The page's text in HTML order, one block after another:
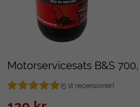
Motorservicesats B&S
(5 st recensioner)